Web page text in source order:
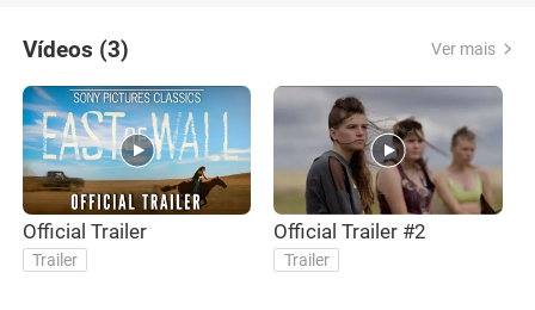
Vídeos (3) Ver mais
Official Trailer
Trailer
Official Trailer #2
Trailer